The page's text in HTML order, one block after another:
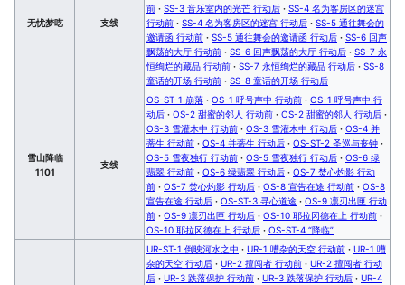
无忧梦呓 支线
前 · SS-3 音乐室内的光芒 行动后 · SS-4 名为客房区的迷宫
行动前 · SS-4 名为客房区的迷宫 行动后 · SS-5 通往舞会的
邀请函 行动前 · SS-5 通往舞会的邀请函 行动后 · SS-6 回声
飘荡的大厅 行动前 · SS-6 回声飘荡的大厅 行动后 · SS-7 永
恒绚烂的藏品 行动前 · SS-7 永恒绚烂的藏品 行动后 · SS-8
童话的开场 行动前 · SS-8 童话的开场 行动后
雪山降临
1101
支线
OS-ST-1 崩落 · OS-1 呼号声中 行动前 · OS-1 呼号声中 行
动后 · OS-2 甜蜜的邻人 行动前 · OS-2 甜蜜的邻人 行动后 ·
OS-3 雪灌木中 行动前 · OS-3 雪灌木中 行动后 · OS-4 并
蒂生 行动前 · OS-4 并蒂生 行动后 · OS-ST-2 圣巡与丧钟 ·
OS-5 雪夜独行 行动前 · OS-5 雪夜独行 行动后 · OS-6 绿
翡翠 行动前 · OS-6 绿翡翠 行动后 · OS-7 焚心灼影 行动
前 · OS-7 焚心灼影 行动后 · OS-8 宣告在途 行动前 · OS-8
宣告在途 行动后 · OS-ST-3 寻心道途 · OS-9 凛刃出匣 行动
前 · OS-9 凛刃出匣 行动后 · OS-10 耶拉冈德在上 行动前 ·
OS-10 耶拉冈德在上 行动后 · OS-ST-4 “降临”
UR-ST-1 倒映河水之中 · UR-1 嘈杂的天空 行动前 · UR-1 嘈
杂的天空 行动后 · UR-2 擅闯者 行动前 · UR-2 擅闯者 行动
后 · UR-3 跌落保护 行动前 · UR-3 跌落保护 行动后 · UR-4